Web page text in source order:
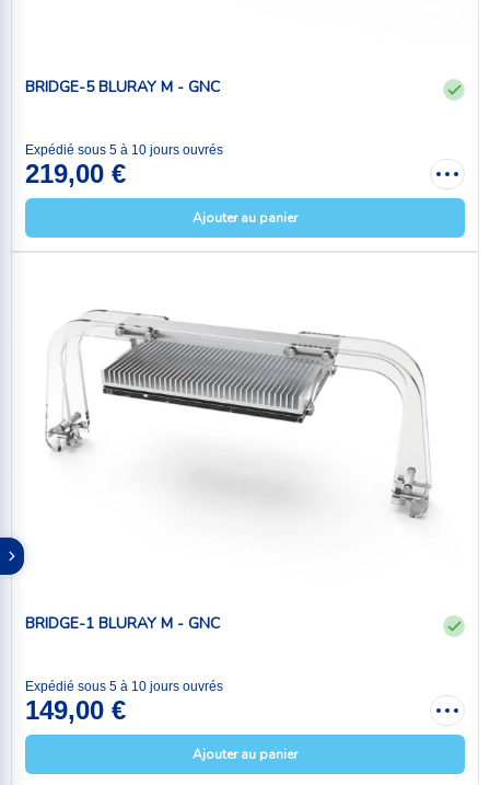
BRIDGE-5 BLURAY M - GNC
Expédié sous 5 à 10 jours ouvrés
219,00 €
Ajouter au panier
BRIDGE-1 BLURAY M - GNC
Expédié sous 5 à 10 jours ouvrés
149,00 €
Ajouter au panier